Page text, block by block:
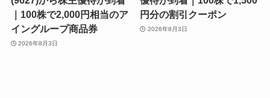
｜100株で2,000円相当のア
イングループ商品券
2026年8月3日
円分の割引クーポン
2026年8月3日